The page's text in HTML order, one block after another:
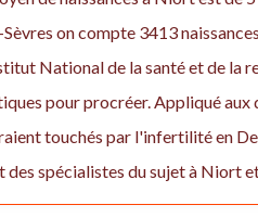
on compte 3413
National de la santé et de la
pour procréer. Appliqué aux
touchés par l'infertilité en
spécialistes du sujet à Niort